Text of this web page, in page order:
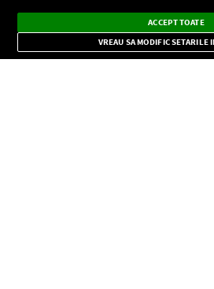
Dark
Mode
Radio live, podcasturi, știri și alerte
importante.
ACCEPT TOATE
VREAU SA MODIFIC SETARILE